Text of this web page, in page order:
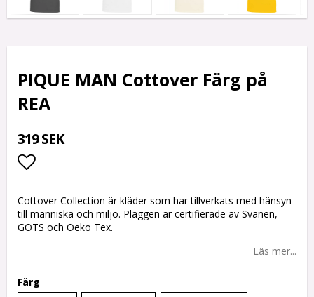
PIQUE MAN Cottover Färg på
REA
319 SEK
Cottover Collection är kläder som har tillverkats med hänsyn
till människa och miljö. Plaggen är certifierade av Svanen,
GOTS och Oeko Tex.
Läs mer...
Färg